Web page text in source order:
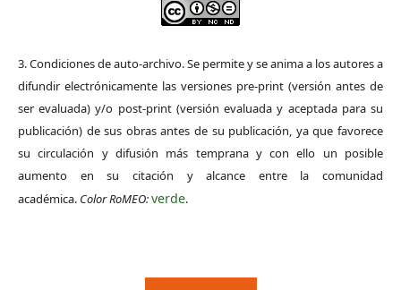
3. Condiciones de auto-archivo. Se permite y se anima a los autores a
difundir electrónicamente las versiones pre-print (versión antes de
ser evaluada) y/o post-print (versión evaluada y aceptada para su
publicación) de sus obras antes de su publicación, ya que favorece
su circulación y difusión más temprana y con ello un posible
aumento en su citación y alcance entre la comunidad
académica. Color RoMEO:verde.